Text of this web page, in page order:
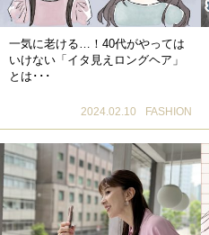
一気に老ける…！40代がやっては
いけない「イタ見えロングヘア」
とは･･･
2024.02.10 FASHION